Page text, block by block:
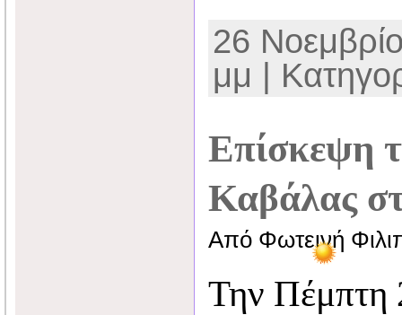
26
μμ |
Επίσκεψη
Καβάλας
Από Φωτεινή
Την Πέμπτη